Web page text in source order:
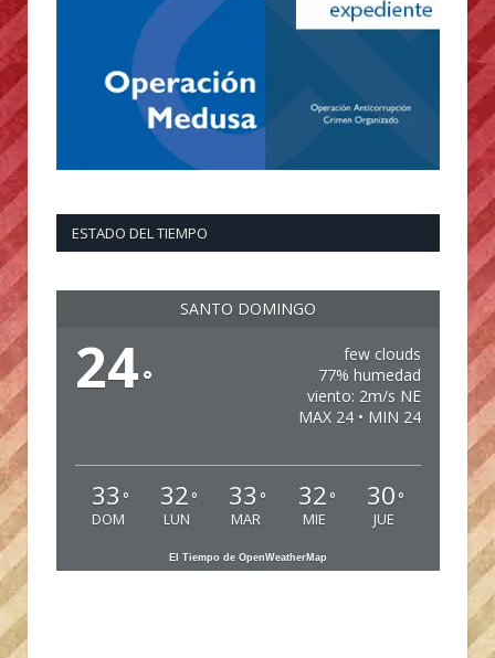
ESTADO DEL TIEMPO
SANTO DOMINGO
24°
few clouds
77% humedad
viento: 2m/s NE
MAX 24 • MIN 24
33 °
DOM
32 °
LUN
33 °
MAR
32 °
MIE
30 °
JUE
El Tiempo de OpenWeatherMap